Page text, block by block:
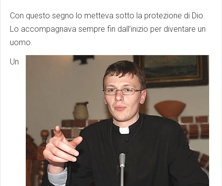
Con questo segno lo metteva sotto la protezione di Dio.
Lo accompagnava sempre fin dall’inizio per diventare un
uomo.
Un